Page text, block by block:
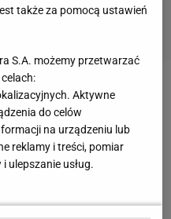
mistrz świata. Ostatni
uczestniczył. W
także za pomocą ustawień
S.A. możemy przetwarzać
Aktywne
do celów
na urządzeniu lub
reklamy i treści, pomiar
ulepszanie usług.